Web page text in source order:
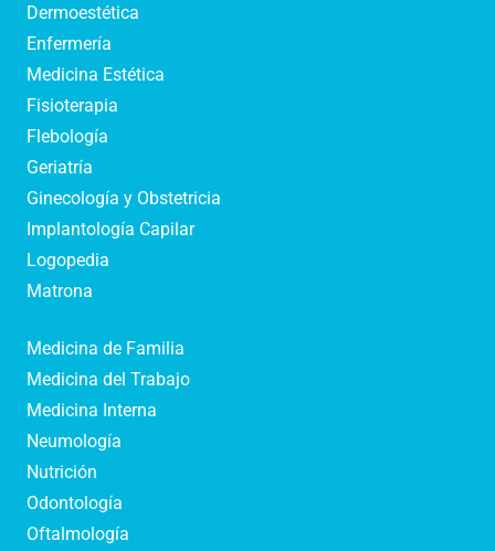
Dermoestética
Enfermería
Medicina Estética
Fisioterapia
Flebología
Geriatría
Ginecología y Obstetricia
Implantología Capilar
Logopedia
Matrona
Medicina de Familia
Medicina del Trabajo
Medicina Interna
Neumología
Nutrición
Odontología
Oftalmología